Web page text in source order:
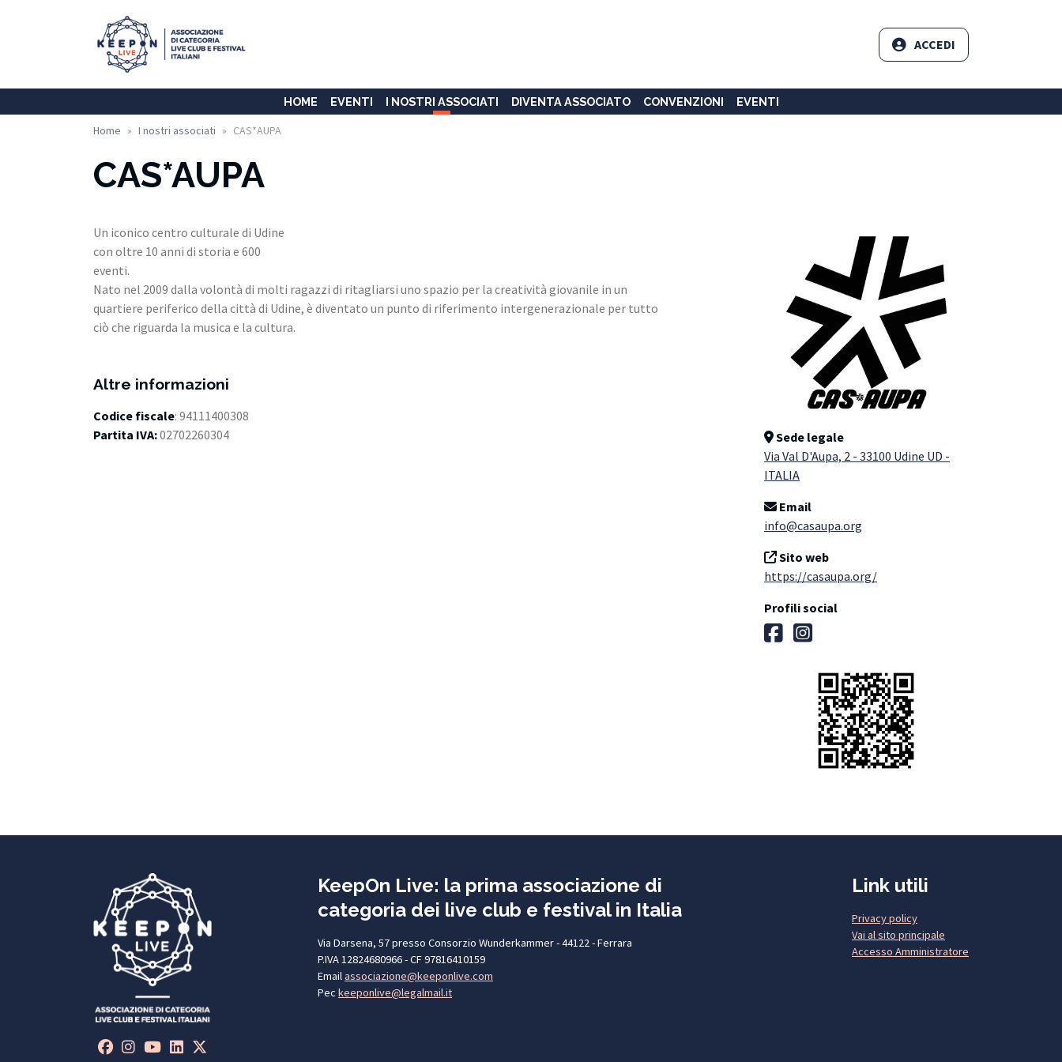
ACCEDI
HOME EVENTI I NOSTRI ASSOCIATI DIVENTA ASSOCIATO CONVENZIONI EVENTI
Home I nostri associati CAS*AUPA
CAS*AUPA
Un iconico centro culturale di Udine
con oltre 10 anni di storia e 600
eventi.
Nato nel 2009 dalla volontà di molti ragazzi di ritagliarsi uno spazio per la creatività giovanile in un
quartiere periferico della città di Udine, è diventato un punto di riferimento intergenerazionale per tutto
ciò che riguarda la musica e la cultura.
Altre informazioni
Codice fiscale: 94111400308
Partita IVA:02702260304
Sede legale
Via Val D'Aupa, 2 - 33100 Udine UD -
ITALIA
Email
info@casaupa.org
Sito web
https://casaupa.org/
Profili social
KeepOn Live: la prima associazione di
categoria dei live club e festival in Italia
Via Darsena, 57 presso Consorzio Wunderkammer - 44122 - Ferrara
P.IVA 12824680966 - CF 97816410159
Emailassociazione@keeponlive.com
Pec keeponlive@legalmail.it
Link utili
Privacy policy
Vai al sito principale
Accesso Amministratore